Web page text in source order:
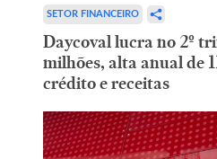
SETOR FINANCEIRO
Daycoval lucra no 2º
milhões, alta anual de
crédito e receitas